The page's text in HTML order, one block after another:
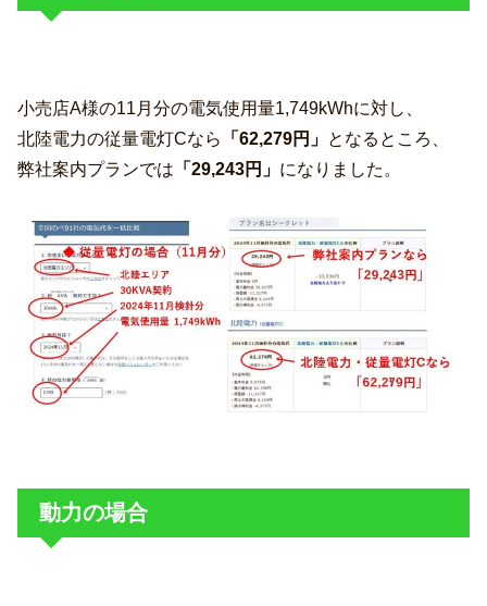
小売店A様の11月分の電気使用量1,749kWhに対し、
北陸電力の従量電灯Cなら
「62,279円」 となるところ、
弊社案内プランでは 「29,243円」 になりました。
動力の場合